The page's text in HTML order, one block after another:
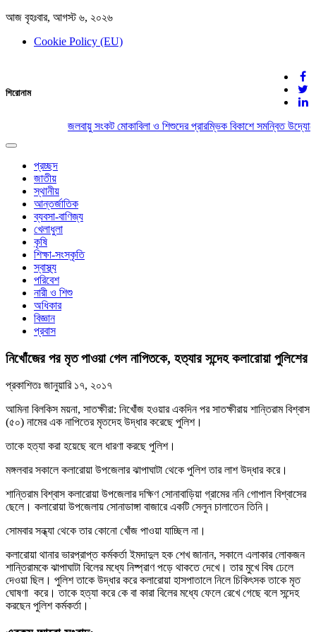
আজ বৃহঃবার, আগস্ট ৬, ২০২৬
Cookie Policy (EU)
দেশের খবর
যুক্ত থাকুন দেশের সঙ্গে
শিরোনাম
জলবায়ু সংকট মোকাবিলা ও শিশুদের প্রারম্ভিক বিকাশে সমন্বিত
Toggle
navigation
প্রচ্ছদ
জাতীয়
স্থানীয়
আন্তর্জাতিক
ব্যবসা-বাণিজ্য
খেলাধুলা
কৃষি
শিক্ষা-সংস্কৃতি
স্বাস্থ্য
পরিবেশ
নারী ও শিশু
অধিকার
বিজ্ঞান
প্রবাস
নিখোঁজের পর মৃত পাওয়া গেল নাপিতকে, হত্যার সন্দেহ কলারোয়া পুলিশের
প্রকাশিতঃ জানুয়ারি ১৭, ২০১৭
আমিনা বিলকিস ময়না, সাতক্ষীরা: নিখোঁজ হওয়ার একদিন পর সাতক্ষীরায় শান্তিরাম বিশ্বাস
(৫০) নামের এক নাপিতের মৃতদেহ উদ্ধার করেছে পুলিশ।
তাকে হত্যা করা হয়েছে বলে ধারণা করছে পুলিশ।
মঙ্গলবার সকালে কলারোয়া উপজেলার ঝাপাঘাটা থেকে পুলিশ তার লাশ উদ্ধার করে।
শান্তিরাম বিশ্বাস কলারোয়া উপজেলার দক্ষিণ সোনাবাড়িয়া গ্রামের ননি গোপাল বিশ্বাসের
ছেলে। কলারোয়া উপজেলায় সোনাডাঙ্গা বাজারে একটি সেলুন চালাতেন তিনি।
সোমবার সন্ধ্যা থেকে তার কোনো খোঁজ পাওয়া যাচ্ছিল না।
কলারোয়া থানার ভারপ্রাপ্ত কর্মকর্তা ইমদাদুল হক শেখ জানান, সকালে এলাকার লোকজন
শান্তিরামকে ঝাপাঘাটা বিলের মধ্যে নিষ্প্রাণ পড়ে থাকতে দেখে। তার মুখে বিষ ঢেলে
দেওয়া ছিল। পুলিশ তাকে উদ্ধার করে কলারোয়া হাসপাতালে নিলে চিকিৎসক তাকে মৃত
ঘোষণা করে। তাকে হত্যা করে কে বা কারা বিলের মধ্যে ফেলে রেখে গেছে বলে সন্দেহ
করছেন পুলিশ কর্মকর্তা।